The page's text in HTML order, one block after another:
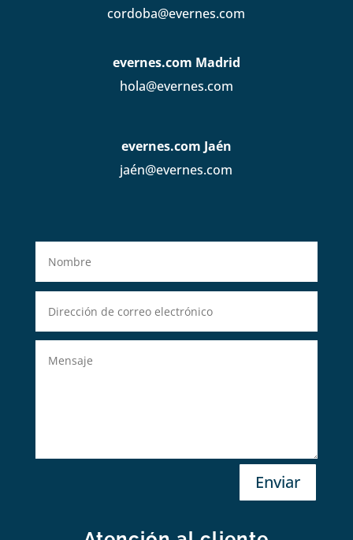
cordoba@evernes.com
evernes.com Madrid
hola@evernes.com
evernes.com Jaén
jaén@evernes.com
Enviar